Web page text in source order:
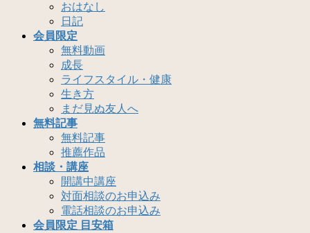
おはなし
日記
会員限定
無料動画
成長
ライフスタイル・健康
生き方
まだ見ぬ友人へ
無料記事
無料記事
推薦作品
相談・講座
開講中講座
対面相談のお申込み
電話相談のお申込み
会員限定 目安箱